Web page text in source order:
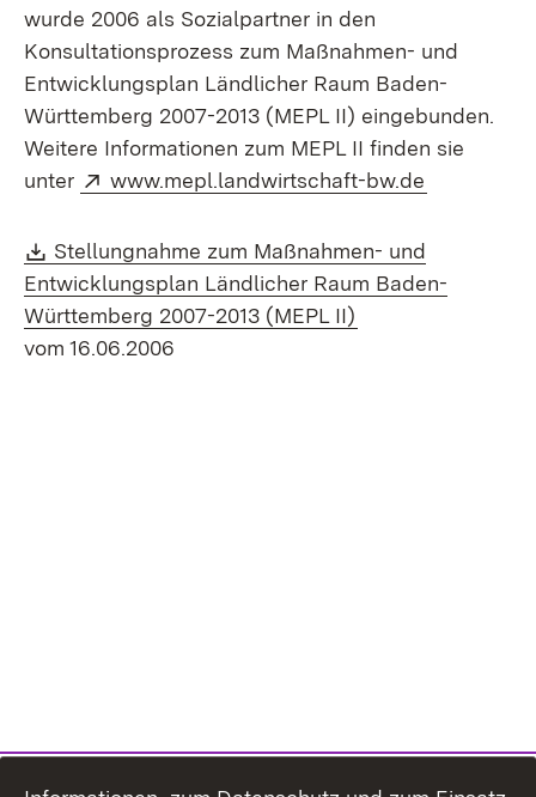
wurde 2006 als Sozialpartner in den
Konsultationsprozess zum Maßnahmen- und
Entwicklungsplan Ländlicher Raum Baden-
Württemberg 2007-2013 (MEPL II) eingebunden.
Weitere Informationen zum MEPL II finden sie
unter
Extern:
www.mepl.landwirtschaft-bw.de
Download:
Stellungnahme zum Maßnahmen- und
Entwicklungsplan Ländlicher Raum Baden-
Württemberg 2007-2013 (MEPL II)
vom 16.06.2006